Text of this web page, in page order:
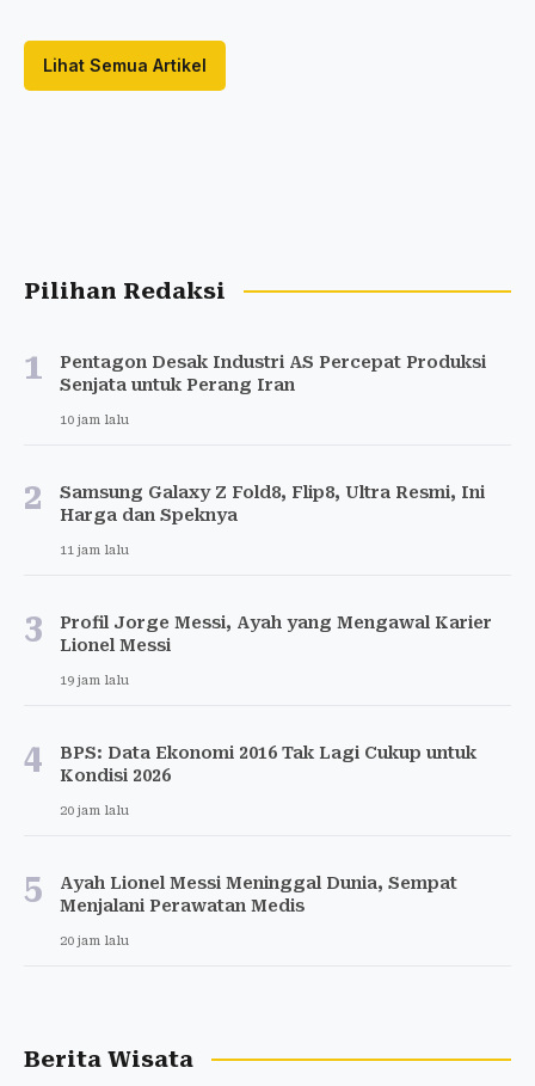
Lihat Semua Artikel
Pilihan Redaksi
1
Pentagon Desak Industri AS Percepat Produksi
Senjata untuk Perang Iran
10 jam lalu
2
Samsung Galaxy Z Fold8, Flip8, Ultra Resmi, Ini
Harga dan Speknya
11 jam lalu
3
Profil Jorge Messi, Ayah yang Mengawal Karier
Lionel Messi
19 jam lalu
4
BPS: Data Ekonomi 2016 Tak Lagi Cukup untuk
Kondisi 2026
20 jam lalu
5
Ayah Lionel Messi Meninggal Dunia, Sempat
Menjalani Perawatan Medis
20 jam lalu
Berita Wisata